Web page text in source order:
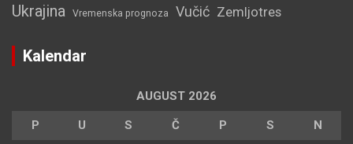
Ukrajina Vremenska prognoza Vučić Zemljotres
Kalendar
AUGUST 2026
P U S Č P S N